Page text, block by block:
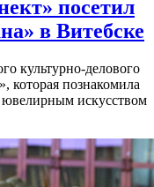
посетил
в Витебске
культурно-делового
познакомила
искусством